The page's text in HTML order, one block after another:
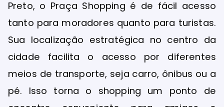
Preto, o Praça Shopping é de fácil acesso
tanto para moradores quanto para turistas.
Sua localização estratégica no centro da
cidade facilita o acesso por diferentes
meios de transporte, seja carro, ônibus ou a
pé. Isso torna o shopping um ponto de